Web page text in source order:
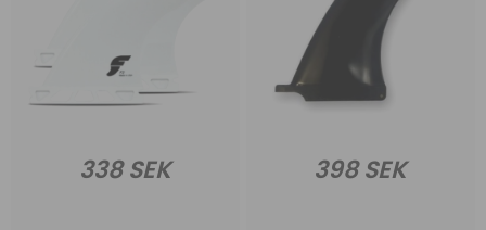
338 SEK 398 SEK